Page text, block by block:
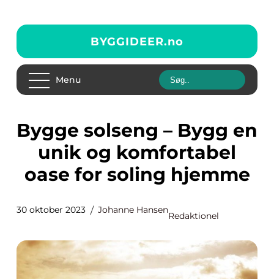
BYGGIDEER.no
Menu
Bygge solseng – Bygg en
unik og komfortabel
oase for soling hjemme
30 oktober 2023 Johanne Hansen
Redaktionel